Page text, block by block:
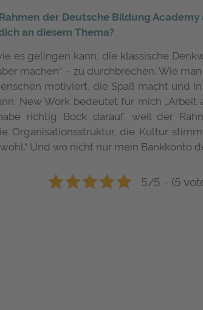
der Deutsche Bildung
an diesem Thema?
es gelingen kann, die klassische
machen“ – zu durchbrechen. Wie
motiviert, die Spaß macht und
New Work bedeutet für mich „Arbeit
richtig Bock darauf, weil der
Organisationsstruktur, die Kultur
Und wo nicht nur mein Bankkonto
5/5 - (5